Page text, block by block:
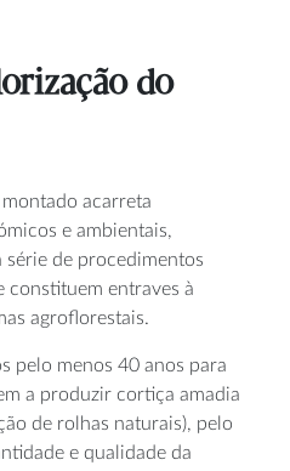
do
acarreta
e ambientais,
de procedimentos
constituem entraves à
agroflorestais.
pelo menos 40 anos para
a produzir cortiça amadia
de rolhas naturais), pelo
e qualidade da